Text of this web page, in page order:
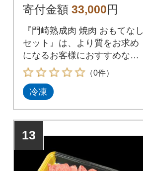
寄付金額 33,000円
『門崎熟成肉 焼肉 おもてなし
セット』は、より質をお求め
になるお客様におすすめなセ
ットです。
（0件）
冷凍
13